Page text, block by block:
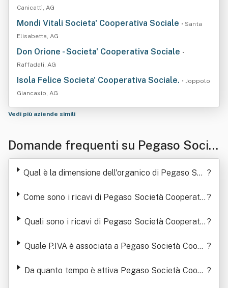
Canicattì, AG
Mondi Vitali Societa' Cooperativa Sociale • Santa
Elisabetta, AG
Don Orione - Societa' Cooperativa Sociale •
Raffadali, AG
Isola Felice Societa' Cooperativa Sociale. • Joppolo
Giancaxio, AG
Vedi più aziende simili
Domande frequenti su Pegaso Societ
à Cooperativa Sociale
Qual è la dimensione dell'organico di Pegaso Soc ?
Come sono i ricavi di Pegaso Società Cooperativ ?
Quali sono i ricavi di Pegaso Società Cooperativ ?
Quale P.IVA è associata a Pegaso Società Coope ?
Da quanto tempo è attiva Pegaso Società Coope ?